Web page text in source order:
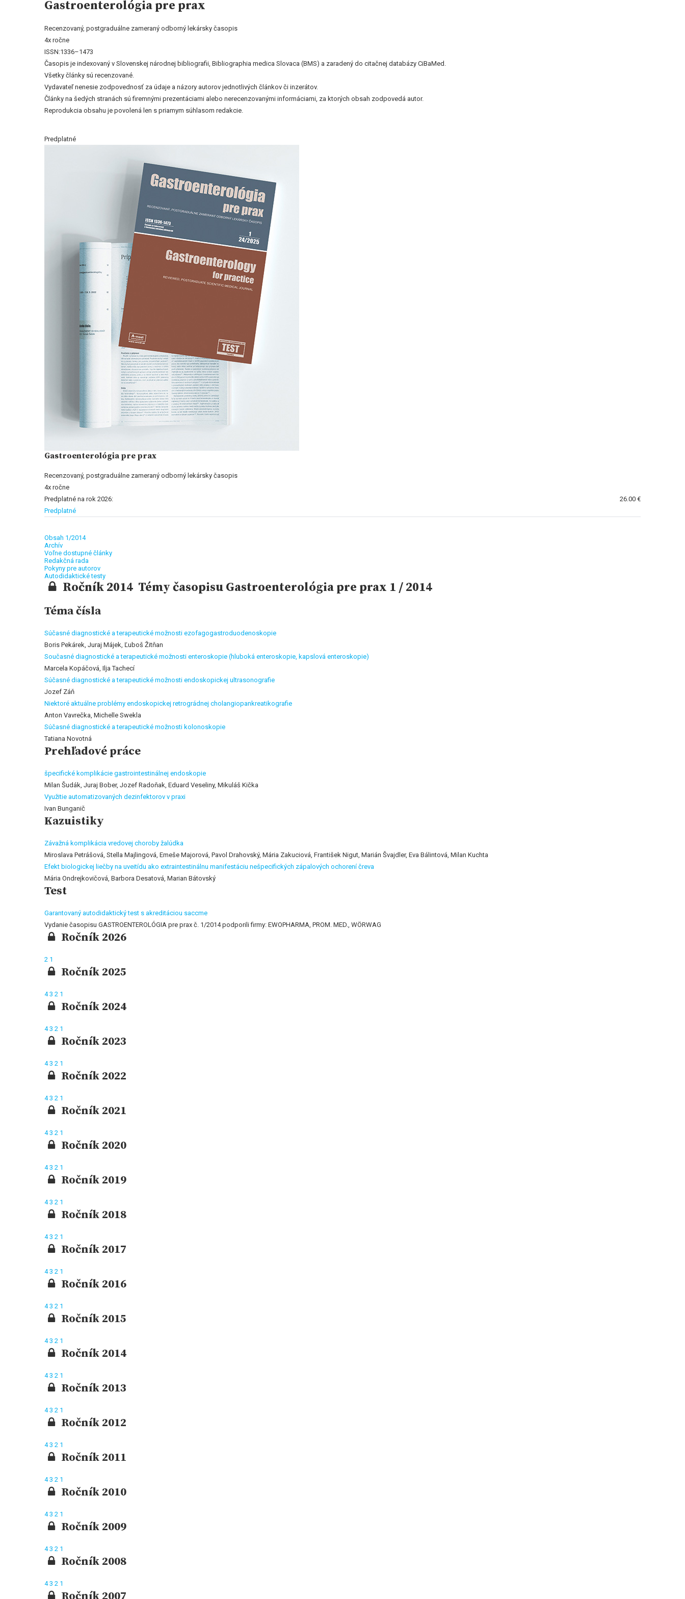
Gastroenterológia pre prax
Recenzovaný, postgraduálne zameraný odborný lekársky časopis
4x ročne
ISSN:1336–1473
Časopis je indexovaný v Slovenskej národnej bibliografii, Bibliographia medica Slovaca (BMS) a zaradený do citačnej databázy CiBaMed.
Všetky články sú recenzované.
Vydavateľ nenesie zodpovednosť za údaje a názory autorov jednotlivých článkov či inzerátov.
Články na šedých stranách sú firemnými prezentáciami alebo nerecenzovanými informáciami, za ktorých obsah zodpovedá autor.
Reprodukcia obsahu je povolená len s priamym súhlasom redakcie.
Predplatné
Gastroenterológia pre prax
Recenzovaný, postgraduálne zameraný odborný lekársky časopis
4x ročne
Predplatné na rok 2026:
26.00 €
Predplatné
Obsah 1/2014
Archív
Voľne dostupné články
Redakčná rada
Pokyny pre autorov
Autodidaktické testy
Ročník 2014 Témy časopisu Gastroenterológia pre prax 1 / 2014
Téma čísla
Súčasné diagnostické a terapeutické možnosti ezofagogastroduodenoskopie
Boris Pekárek, Juraj Májek, Ľuboš Žitňan
Současné diagnostické a terapeutické možnosti enteroskopie (hluboká enteroskopie, kapslová enteroskopie)
Marcela Kopáčová, Ilja Tachecí
Súčasné diagnostické a terapeutické možnosti endoskopickej ultrasonografie
Jozef Záň
Niektoré aktuálne problémy endoskopickej retrográdnej cholangiopankreatikografie
Anton Vavrečka, Michelle Swekla
Súčasné diagnostické a terapeutické možnosti kolonoskopie
Tatiana Novotná
Prehľadové práce
špecifické komplikácie gastrointestinálnej endoskopie
Milan Šudák, Juraj Bober, Jozef Radoňak, Eduard Veseliny, Mikuláš Kička
Využitie automatizovaných dezinfektorov v praxi
Ivan Bunganič
Kazuistiky
Závažná komplikácia vredovej choroby žalúdka
Miroslava Petrášová, Stella Majlingová, Emeše Majorová, Pavol Drahovský, Mária Zakuciová, František Nigut, Marián Švajdler, Eva Bálintová, Milan Kuchta
Efekt biologickej liečby na uveitídu ako extraintestinálnu manifestáciu nešpecifických zápalových ochorení čreva
Mária Ondrejkovičová, Barbora Desatová, Marian Bátovský
Test
Garantovaný autodidaktický test s akreditáciou saccme
Vydanie časopisu GASTROENTEROLÓGIA pre prax č. 1/2014 podporili firmy: EWOPHARMA, PROM. MED., WÖRWAG
Ročník 2026
2 1
Ročník 2025
43 2 1
Ročník 2024
43 2 1
Ročník 2023
43 2 1
Ročník 2022
43 2 1
Ročník 2021
43 2 1
Ročník 2020
43 2 1
Ročník 2019
43 2 1
Ročník 2018
43 2 1
Ročník 2017
43 2 1
Ročník 2016
43 2 1
Ročník 2015
43 2 1
Ročník 2014
43 2 1
Ročník 2013
43 2 1
Ročník 2012
43 2 1
Ročník 2011
43 2 1
Ročník 2010
43 2 1
Ročník 2009
43 2 1
Ročník 2008
43 2 1
Ročník 2007